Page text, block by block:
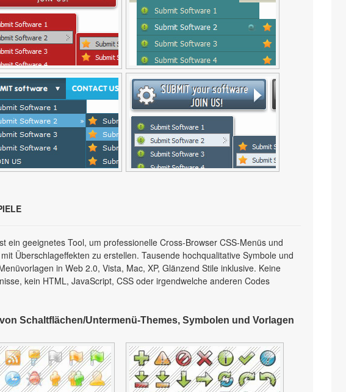
ein geeignetes Tool, um professionelle Cross-Browser CSS-Menüs und
Überschlageffekten zu erstellen. Tausende hochqualitative Symbole und
in Web 2.0, Vista, Mac, XP, Glänzend Stile inklusive. Keine
kein HTML, JavaScript, CSS oder irgendwelche anderen Codes
Schaltflächen/Untermenü-Themes, Symbolen und Vorlagen